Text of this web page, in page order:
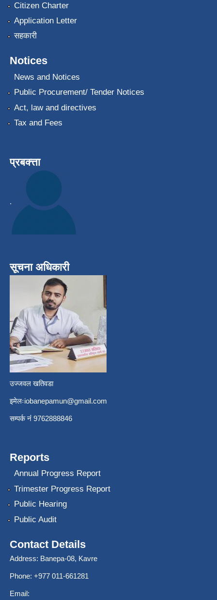
Citizen Charter
Application Letter
सहकारी
Notices
News and Notices
Public Procurement/ Tender Notices
Act, law and directives
Tax and Fees
प्रबक्त्ता
.
सूचना अधिकारी
उज्जवल खतिवडा
इमेलःiobanepamun@gmail.com
सम्पर्क नंं 9762888846
Reports
Annual Progress Report
Trimester Progress Report
Public Hearing
Public Audit
Contact Details
Address: Banepa-08, Kavre
Phone: +977 011-661281
Email: